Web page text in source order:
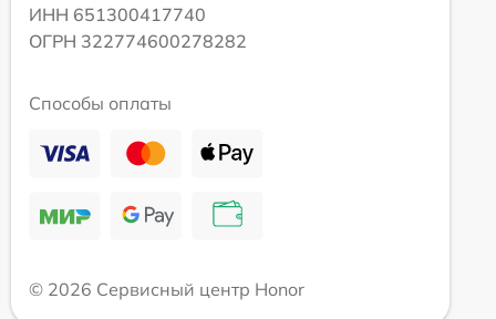
ИНН 651300417740
ОГРН 322774600278282
Способы оплаты
© 2026 Сервисный центр Honor